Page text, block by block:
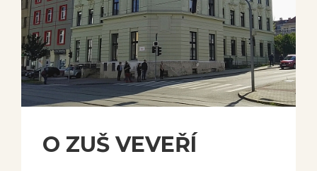
O ZUŠ VEVEŘÍ